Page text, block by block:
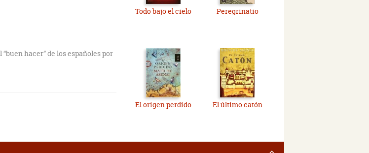
hacer” de los españoles por
Todo bajo el cielo Peregrinatio
El origen perdido El último catón